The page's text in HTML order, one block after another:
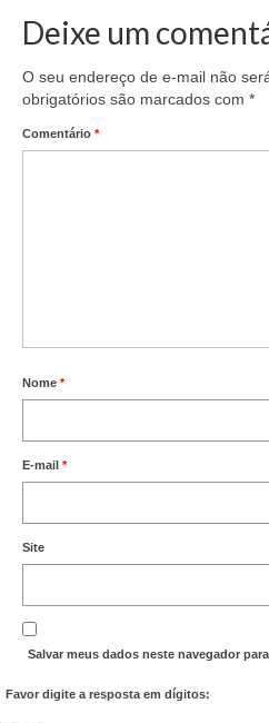
Deixe um
O seu endereço de e-mail não
obrigatórios são marcados com *
Comentário *
Nome *
E-mail *
Site
Salvar meus dados neste navegador
Favor digite a resposta em dígitos: